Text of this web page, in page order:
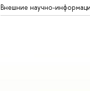
Внешние научно-